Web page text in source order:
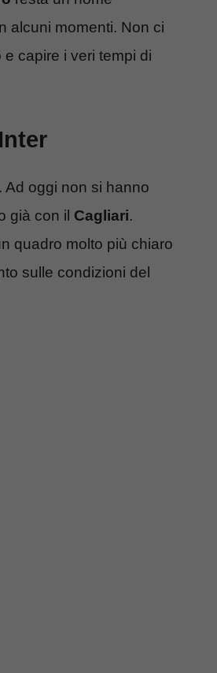
alcuni momenti. Non ci
capire i veri tempi di
. Ad oggi non si hanno
già con il Cagliari.
quadro molto più chiaro
sulle condizioni del